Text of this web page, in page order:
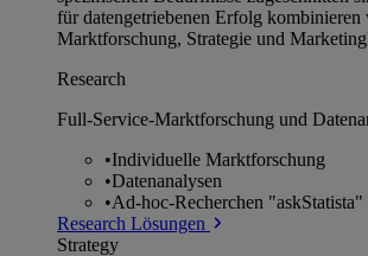
für datengetriebenen Erfolg
Marktforschung, Strategie und
Research
Full-Service-Marktforschung und
•Individuelle Marktforschung
•Datenanalysen
•Ad-hoc-Recherchen "askStatista"
Research Lösungen
Strategy